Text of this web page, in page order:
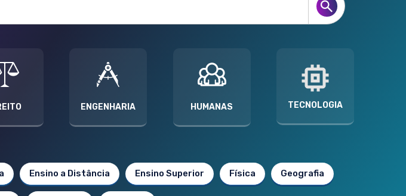
ENGENHARIA HUMANAS TECNOLOGIA
Ensino a Distância Ensino Superior Física Geografia